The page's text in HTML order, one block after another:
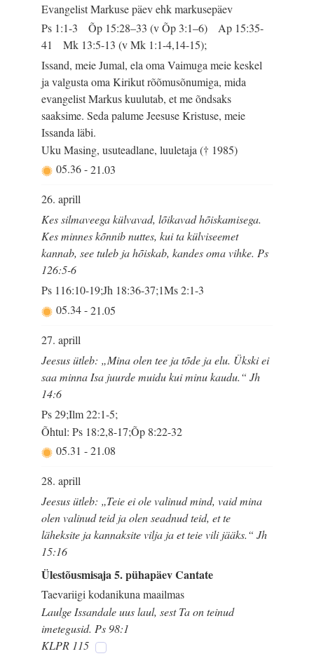
Evangelist Markuse päev ehk markusepäev
Ps 1:1-3 Õp 15:28–33 (v Õp 3:1–6) Ap 15:35-
41 Mk 13:5-13 (v Mk 1:1-4,14-15);
Issand, meie Jumal, ela oma Vaimuga meie keskel
ja valgusta oma Kirikut rõõmusõnumiga, mida
evangelist Markus kuulutab, et me õndsaks
saaksime. Seda palume Jeesuse Kristuse, meie
Issanda läbi.
Uku Masing, usuteadlane, luuletaja († 1985)
05.36-21.03
26. aprill
Kes silmaveega külvavad, lõikavad hõiskamisega.
Kes minnes kõnnib nuttes, kui ta külviseemet
kannab, see tuleb ja hõiskab, kandes oma vihke. Ps
126:5-6
Ps 116:10-19;Jh 18:36-37;1Ms 2:1-3
05.34-21.05
27. aprill
Jeesus ütleb: „Mina olen tee ja tõde ja elu. Ükski ei
saa minna Isa juurde muidu kui minu kaudu.“ Jh
14:6
Ps 29;Ilm 22:1-5;
Õhtul: Ps 18:2,8-17;Õp 8:22-32
05.31-21.08
28. aprill
Jeesus ütleb: „Teie ei ole valinud mind, vaid mina
olen valinud teid ja olen seadnud teid, et te
läheksite ja kannaksite vilja ja et teie vili jääks.“ Jh
15:16
Ülestõusmisaja 5. pühapäev Cantate
Taevariigi kodanikuna maailmas
Laulge Issandale uus laul, sest Ta on teinud
imetegusid. Ps 98:1
KLPR 115